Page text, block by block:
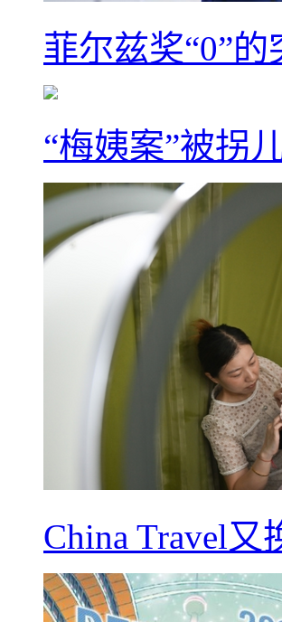
菲尔兹奖“0”
“梅姨案”被拐
China Travel